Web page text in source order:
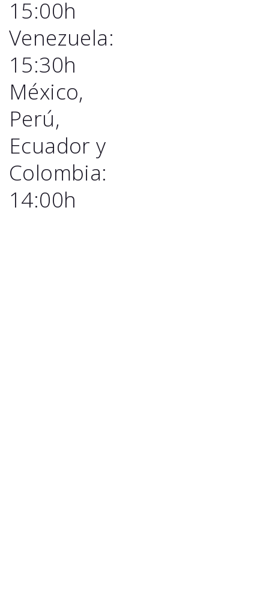
15:00h
Venezuela:
15:30h
México,
Perú,
Ecuador y
Colombia:
14:00h